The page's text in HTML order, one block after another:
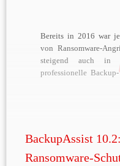
Bereits in 2016 war
von Ransomware-
steigend auch in
professionelle
BackupAssist
Ransomware-